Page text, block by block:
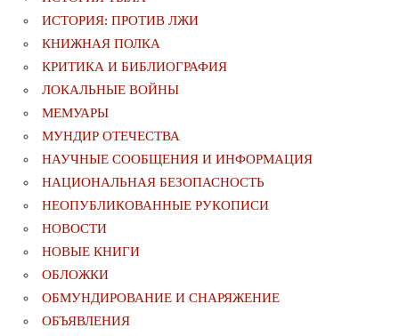
ИСТОРИЯ: ПРОТИВ ЛЖИ
КНИЖНАЯ ПОЛКА
КРИТИКА И БИБЛИОГРАФИЯ
ЛОКАЛЬНЫЕ ВОЙНЫ
МЕМУАРЫ
МУНДИР ОТЕЧЕСТВА
НАУЧНЫЕ СООБЩЕНИЯ И ИНФОРМАЦИЯ
НАЦИОНАЛЬНАЯ БЕЗОПАСНОСТЬ
НЕОПУБЛИКОВАННЫЕ РУКОПИСИ
НОВОСТИ
НОВЫЕ КНИГИ
ОБЛОЖКИ
ОБМУНДИРОВАНИЕ И СНАРЯЖЕНИЕ
ОБЪЯВЛЕНИЯ